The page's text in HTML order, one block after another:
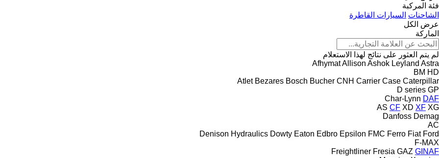
فئة المركبة
الشاحنات السيارات القاطرة
عرض الكل
الماركة
لم يتم العثور على نتائج لهذا الاستعلام
AfhymatAllison Ashok Leyland Astra
BM HD
Atlet Bezares Bosch Bucher CNH Carrier Case Caterpillar
D series GP
Char-Lynn DAF
AS CF XD XF XG
Danfoss Demag
AC
Denison Hydraulics Dowty Eaton Edbro Epsilon FMC Ferro Fiat Ford
F-MAX
Freightliner Fresia GAZ GINAF